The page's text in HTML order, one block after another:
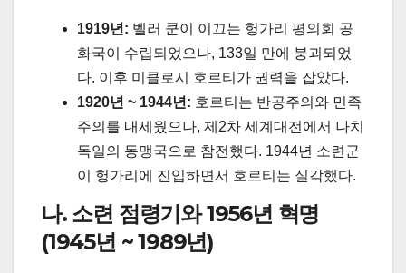
1919년: 벨러 쿤이 이끄는 헝가리 평의회 공
화국이 수립되었으나, 133일 만에 붕괴되었
다. 이후 미클로시 호르티가 권력을 잡았다.
1920년 ~ 1944년: 호르티는 반공주의와 민족
주의를 내세웠으나, 제2차 세계대전에서 나치
독일의 동맹국으로 참전했다. 1944년 소련군
이 헝가리에 진입하면서 호르티는 실각했다.
나. 소련 점령기와 1956년 혁명
(1945년 ~ 1989년)